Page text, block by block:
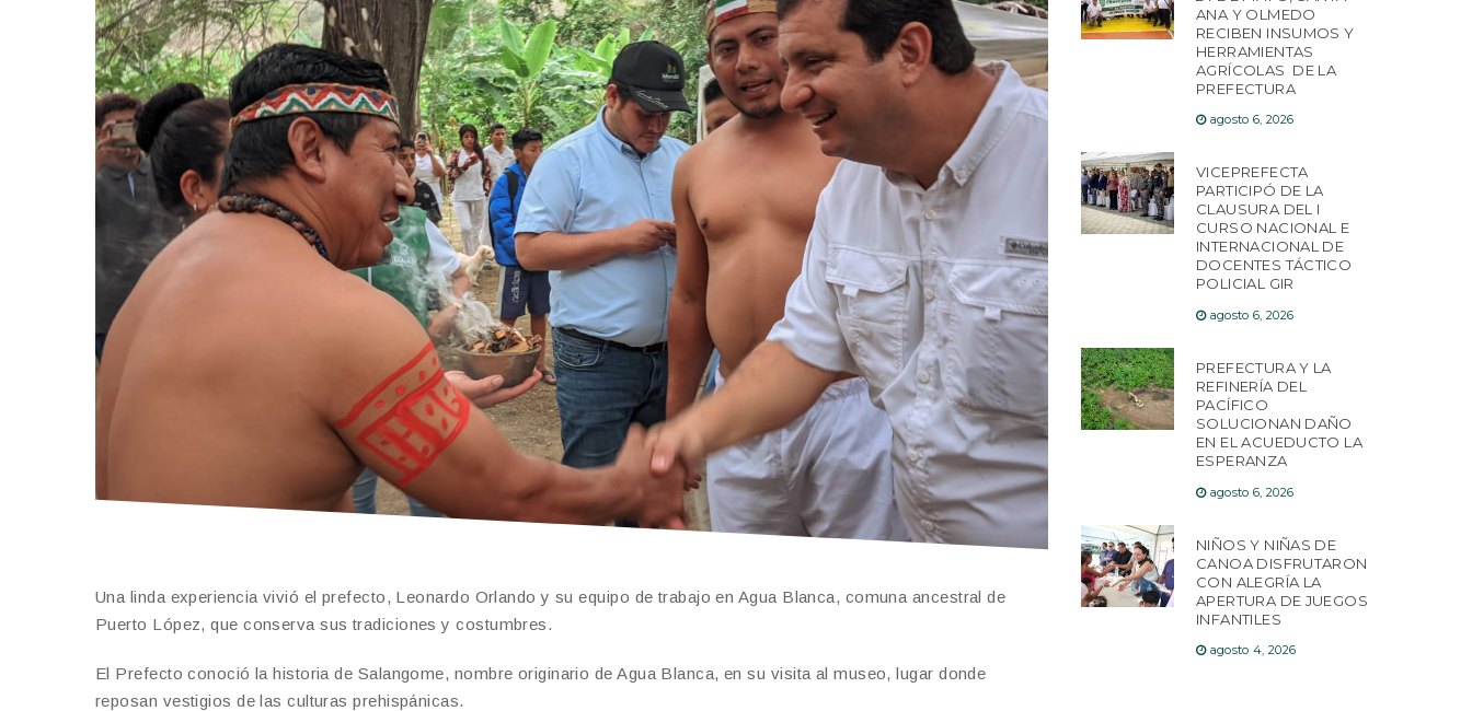
Una linda experiencia vivió el prefecto, Leonardo Orlando y su equipo de trabajo en Agua Blanca, comuna ancestral de
Puerto López, que conserva sus tradiciones y costumbres.
El Prefecto conoció la historia de Salangome, nombre originario de Agua Blanca, en su visita al museo, lugar donde
reposan vestigios de las culturas prehispánicas.
ANA Y OLMEDO
RECIBEN INSUMOS Y
HERRAMIENTAS
AGRÍCOLAS DE LA
PREFECTURA
agosto 6, 2026
VICEPREFECTA
PARTICIPÓ DE LA
CLAUSURA DEL I
CURSO NACIONAL E
INTERNACIONAL DE
DOCENTES TÁCTICO
POLICIAL GIR
agosto 6, 2026
PREFECTURA Y LA
REFINERÍA DEL
PACÍFICO
SOLUCIONAN DAÑO
EN EL ACUEDUCTO LA
ESPERANZA
agosto 6, 2026
NIÑOS Y NIÑAS DE
CANOA DISFRUTARON
CON ALEGRÍA LA
APERTURA DE JUEGOS
INFANTILES
agosto 4, 2026